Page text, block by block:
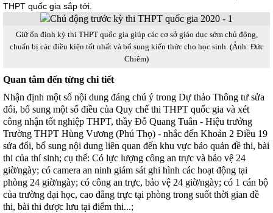
THPT quốc gia sắp tới.
Giữ ổn định kỳ thi THPT quốc gia giúp các cơ sở giáo dục sớm chủ động,
chuẩn bị các điều kiện tốt nhất và bổ sung kiến thức cho học sinh. (Ảnh: Đức
Chiêm)
Quan tâm đến từng chi tiết
Nhận định một số nội dung đáng chú ý trong Dự thảo Thông tư sửa
đổi, bổ sung một số điều của Quy chế thi THPT quốc gia và xét
công nhận tốt nghiệp THPT, thầy Đỗ Quang Tuân - Hiệu trưởng
Trường THPT Hùng Vương (Phú Thọ) - nhắc đến Khoản 2 Điều 19
sửa đổi, bổ sung nội dung liên quan đến khu vực bảo quản đề thi, bài
thi của thí sinh; cụ thể: Có lực lượng công an trực và bảo vệ 24
giờ/ngày; có camera an ninh giám sát ghi hình các hoạt động tại
phòng 24 giờ/ngày; có công an trực, bảo vệ 24 giờ/ngày; có 1 cán bộ
của trường đại học, cao đẳng trực tại phòng trong suốt thời gian đề
thi, bài thi được lưu tại điểm thi...;